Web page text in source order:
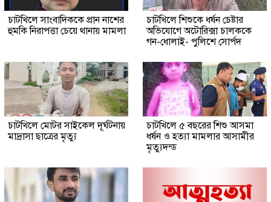
চাটখিলে সাংবাদিককে প্রান নাশের
হুমকি নিরাপত্তা চেয়ে থানায় মামলা
চাটখিলে শিশুকে ধর্ষন চেষ্টার
অভিযোগে অটোরিক্সা চালককে
গন-ধোলাই- পুলিশে সোর্পদ
চাটখিলে মোটর সাইকেল দূর্ঘটনায়
মাদ্রাসা ছাত্রের মৃত্যু
চাটখিলে ৫ বছরের শিশু আসমা
ধর্ষন ও হত্যা মামলার আসামীর
মৃত্যুদন্ড